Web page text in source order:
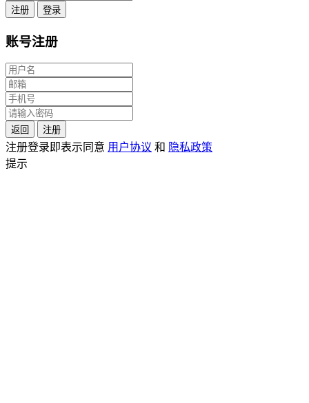
注册 登录
账号注册
返回 注册
注册登录即表示同意 用户协议 和 隐私政策
提示